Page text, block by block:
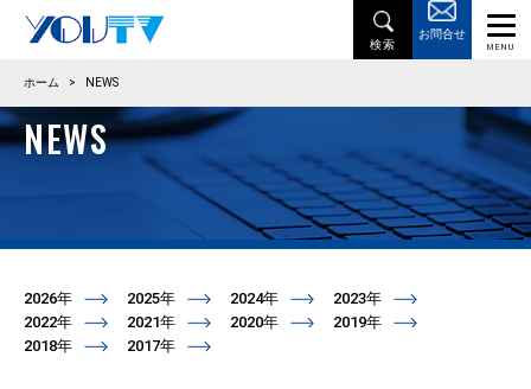
お問合せ
ホーム > NEWS
NEWS
2026年 2025年 2024年
2023年
2022年
2021年 2020年
2019年
2018年
2017年